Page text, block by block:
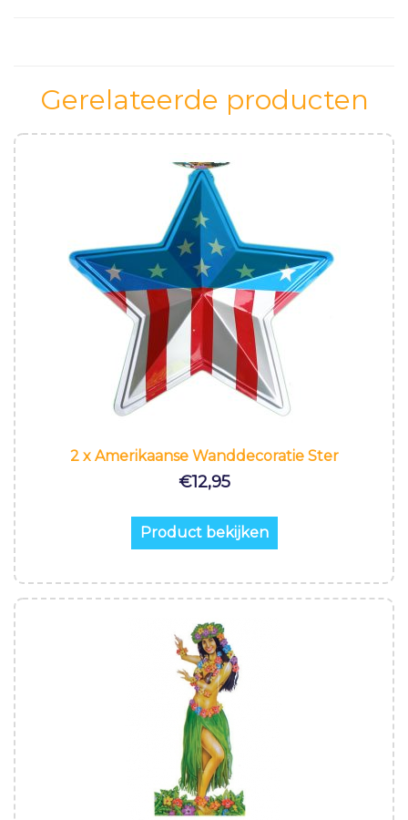
Gerelateerde producten
2 x Amerikaanse Wanddecoratie Ster
€12,95
Product bekijken